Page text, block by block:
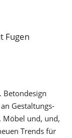
Betondesign
Gestaltungs­
Möbel und, und,
Trends für